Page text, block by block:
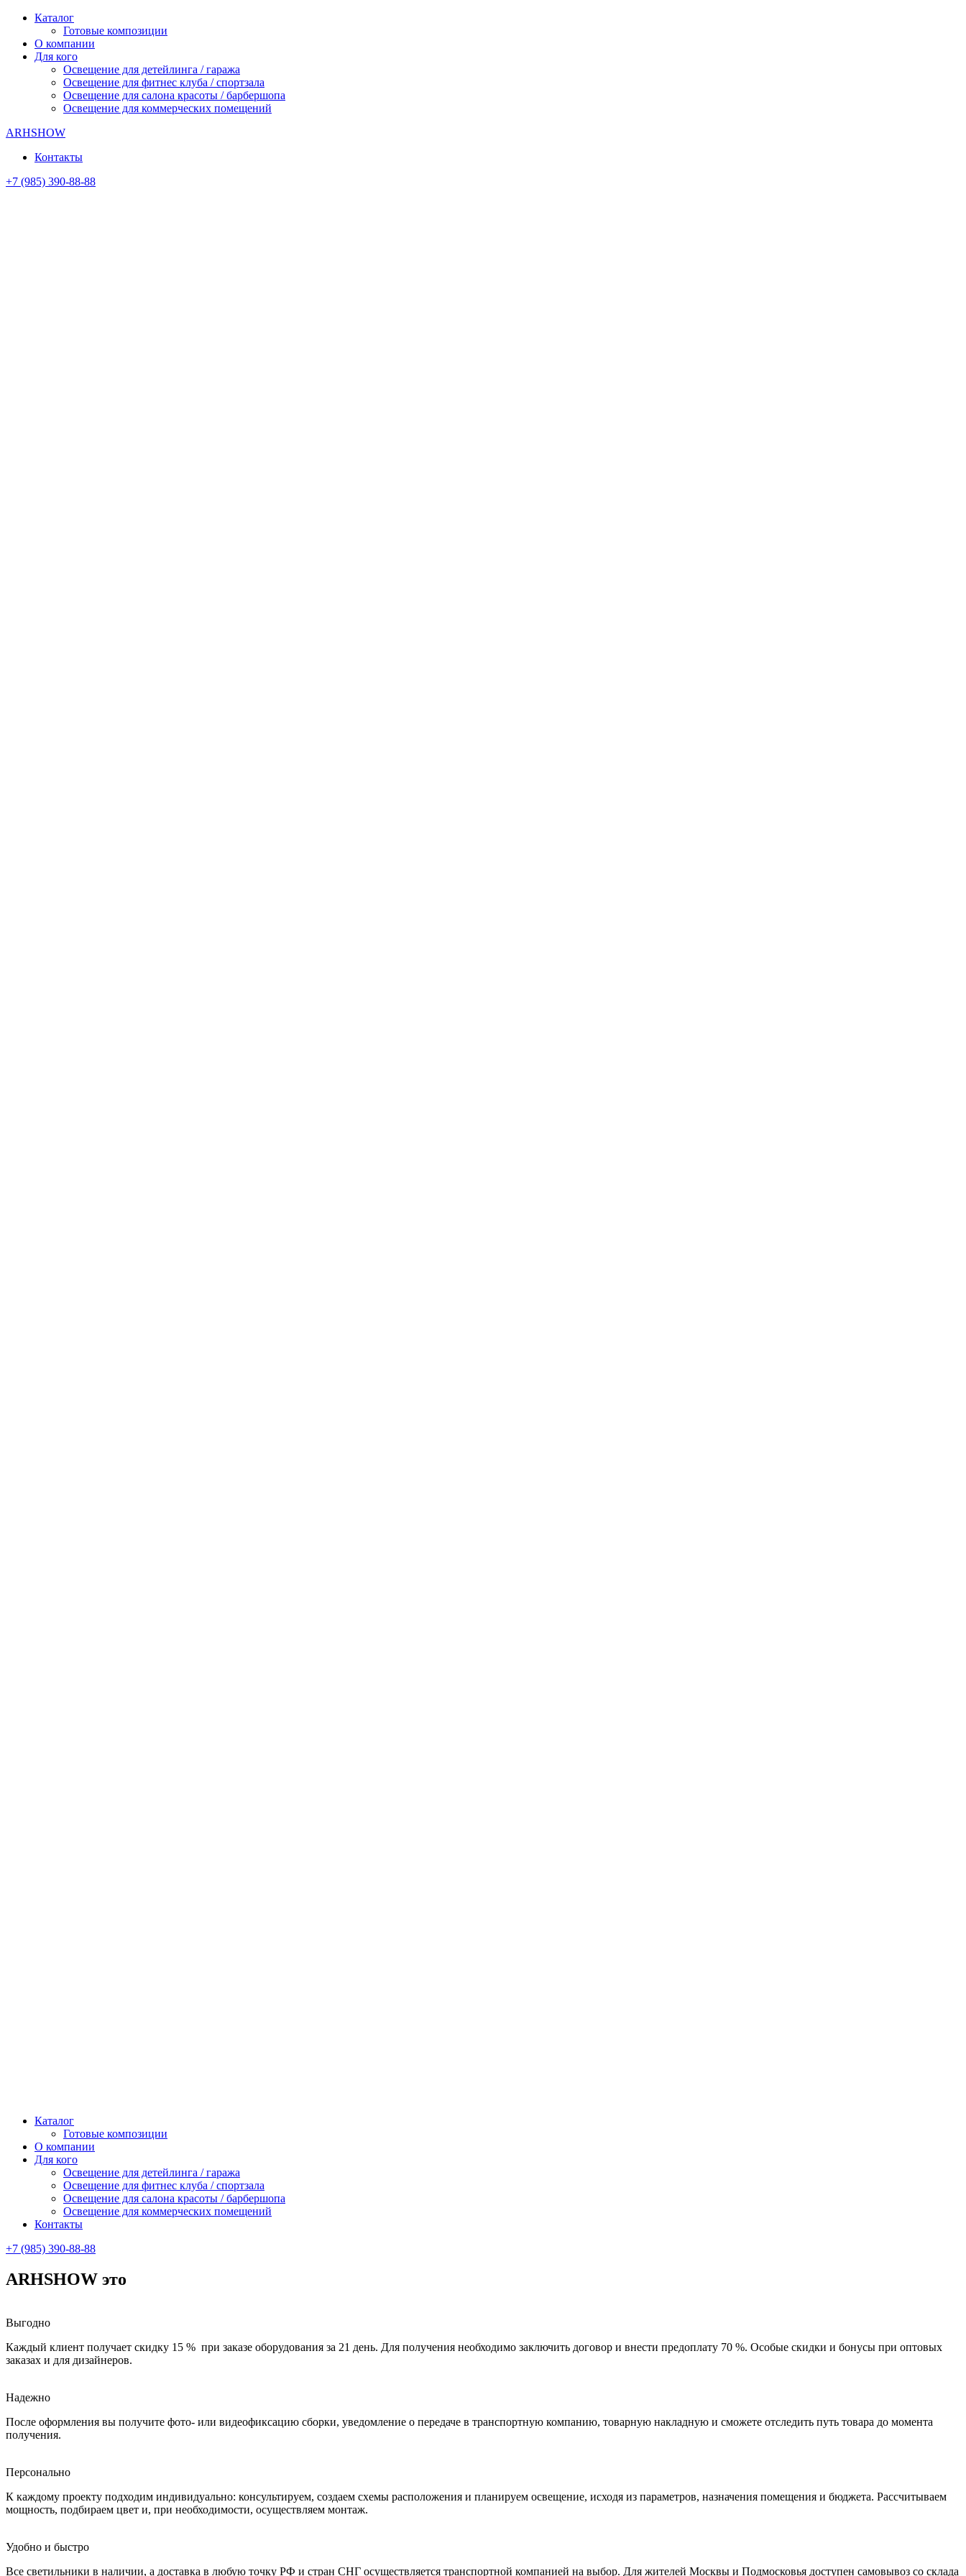
Каталог
Готовые композиции
О компании
Для кого
Освещение для детейлинга / гаража
Освещение для фитнес клуба / спортзала
Освещение для салона красоты / барбершопа
Освещение для коммерческих помещений
ARHSHOW
Контакты
+7 (985) 390-88-88
Каталог
Готовые композиции
О компании
Для кого
Освещение для детейлинга / гаража
Освещение для фитнес клуба / спортзала
Освещение для салона красоты / барбершопа
Освещение для коммерческих помещений
Контакты
+7 (985) 390-88-88
ARHSHOW это
Выгодно
Каждый клиент получает скидку 15 % при заказе оборудования за 21 день. Для получения необходимо заключить договор и внести предоплату 70 %. Особые скидки и бонусы при оптовых
заказах и для дизайнеров.
Надежно
После оформления вы получите фото- или видеофиксацию сборки, уведомление о передаче в транспортную компанию, товарную накладную и сможете отследить путь товара до момента
получения.
Персонально
К каждому проекту подходим индивидуально: консультируем, создаем схемы расположения и планируем освещение, исходя из параметров, назначения помещения и бюджета. Рассчитываем
мощность, подбираем цвет и, при необходимости, осуществляем монтаж.
Удобно и быстро
Все светильники в наличии, а доставка в любую точку РФ и стран СНГ осуществляется транспортной компанией на выбор. Для жителей Москвы и Подмосковья доступен самовывоз со склада